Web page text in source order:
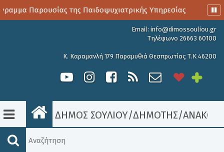
Παρουσίας της Παιδοψυχιατρικής Υπηρεσίας
Email: info@dimossouliou.gr
Τηλέφωνο 26663 60100
Κ. Καραμανλή 179 Παραμυθιά Θεσπρωτίας Τ.Κ 46200
ΔΗΜΟΣ ΣΟΥΛΙΟΥ/ΔΗΜΟΤΗΣ/